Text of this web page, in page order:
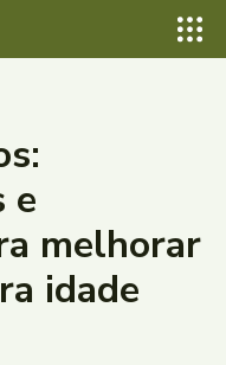
e
melhorar
idade